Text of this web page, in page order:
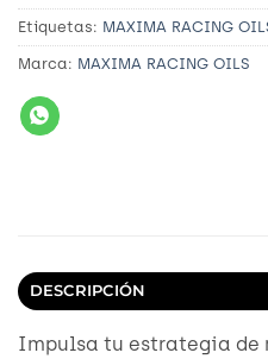
Etiquetas: MAXIMA RACING
Marca: MAXIMA RACING OILS
DESCRIPCIÓN
Impulsa tu estrategia